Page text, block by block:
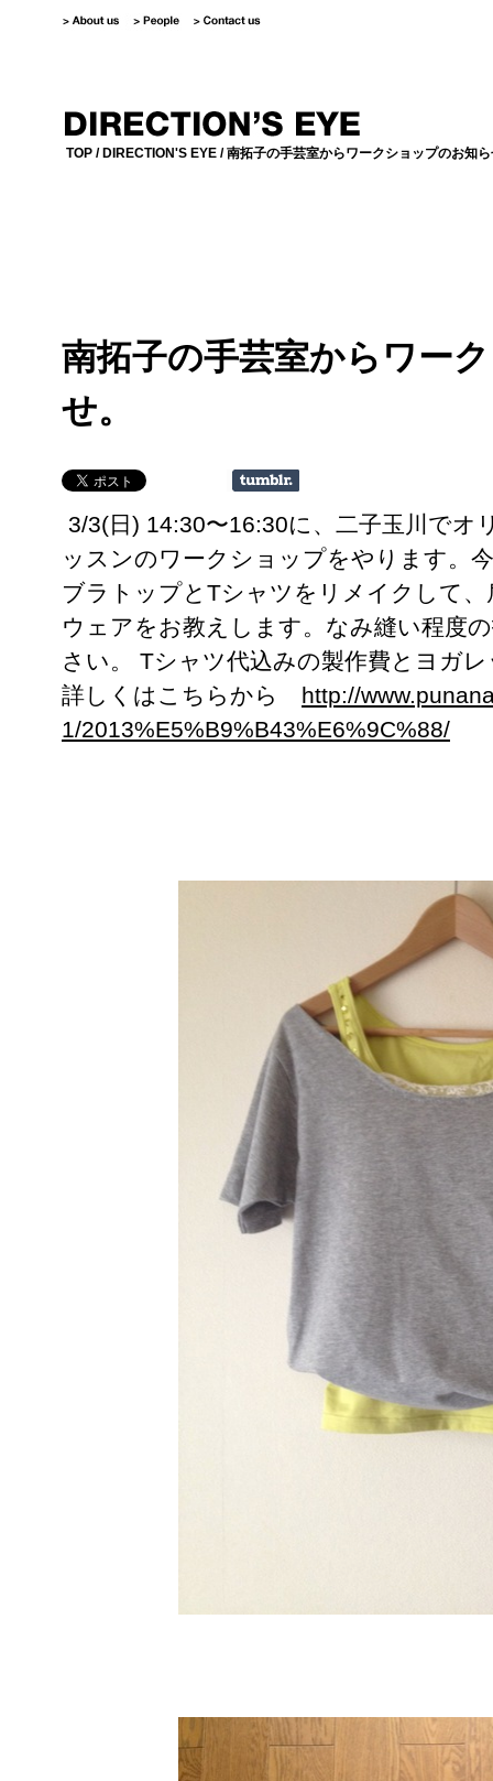
TOP / DIRECTION'S EYE / 南拓子の手芸室からワークショップのお知
南拓子の手芸室からワー
せ。
3/3(日) 14:30〜16:30に、二子玉川で
ッスンのワークショップをやります。
ブラトップとTシャツをリメイクして
ウェアをお教えします。なみ縫い程度
さい。 Tシャツ代込みの製作費とヨガ
詳しくはこちらから http://
1/2013%E5%B9%B43%E6%9C%88/